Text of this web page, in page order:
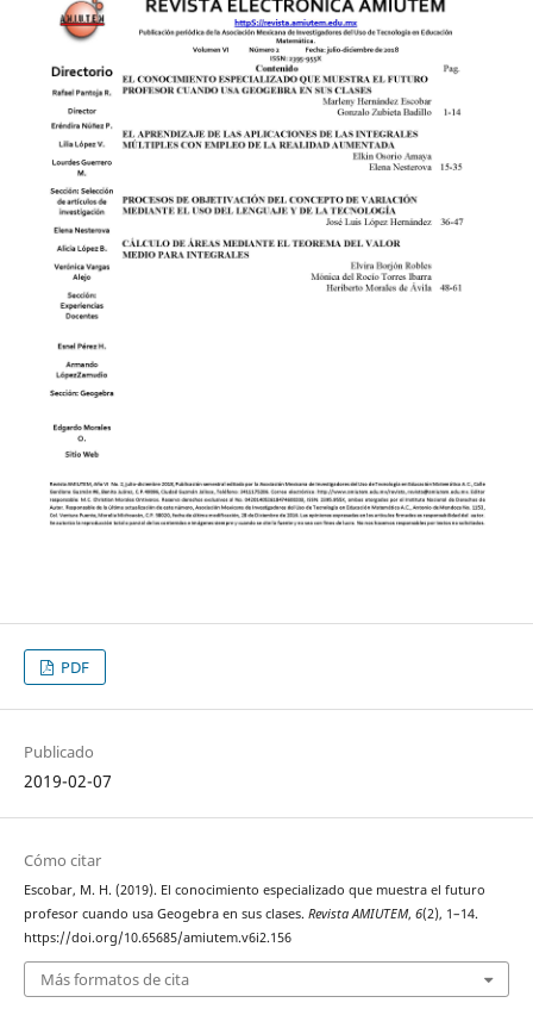
PDF
Publicado
2019-02-07
Cómo citar
Escobar, M. H. (2019). El conocimiento especializado que muestra el futuro
profesor cuando usa Geogebra en sus clases. Revista AMIUTEM, 6(2), 1–14.
https://doi.org/10.65685/amiutem.v6i2.156
Más formatos de cita